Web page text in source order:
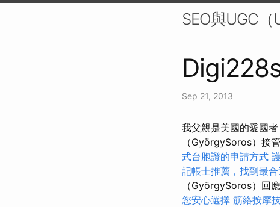
SEO與UGC
Sep 21, 2013
我父親是美國的愛國
（GyörgySoros）接
式台胞證的申請方式
記帳士推薦，找到最
（GyörgySoros）回
您安心選擇 筋絡按摩